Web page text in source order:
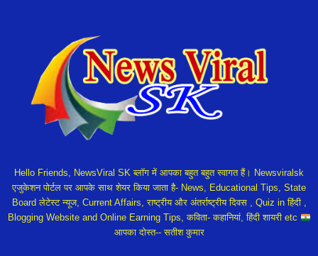
Hello Friends, NewsViral SK ब्लॉग में आपका बहुत बहुत स्वागत हैं। Newsviralsk
एजुकेशन पोर्टल पर आपके साथ शेयर किया जाता है- News, Educational Tips, State
Board लेटेस्ट न्यूज, Current Affairs, राष्ट्रीय और अंतर्राष्ट्रीय दिवस , Quiz in हिंदी ,
Blogging Website and Online Earning Tips, कविता- कहानियां, हिंदी शायरी etc
आपका दोस्त-- सतीश कुमार